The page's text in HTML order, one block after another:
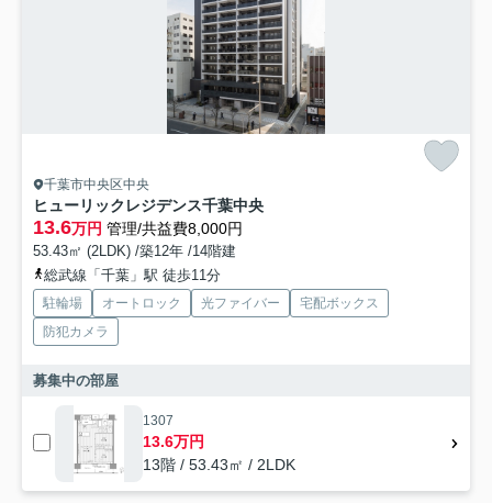
千葉市中央区中央
ヒューリックレジデンス千葉中央
13.6万円 管理/共益費8,000円
53.43㎡ (2LDK) /築12年 /14階建
総武線「千葉」駅 徒歩11分
駐輪場 オートロック 光ファイバー
宅配ボックス
防犯カメラ
募集中の部屋
1307
13.6万円
13階 / 53.43㎡ / 2LDK